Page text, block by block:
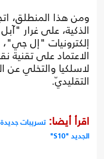
ومن هذا المنطلق،
الذكية، على غرار
إلكترونيات "إل
الاعتماد على تقنية
لاسلكيا والتخلي
التقليديّ.
اقرأ أيضا: تسريبات
الجديد "S10"